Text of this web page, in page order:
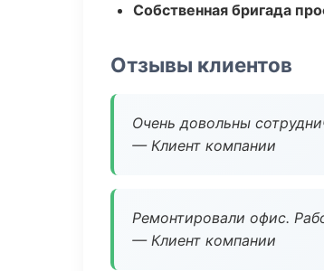
Собственная бригада
Отзывы клиентов
Очень довольны
— Клиент компании
Ремонтировали офис.
— Клиент компании